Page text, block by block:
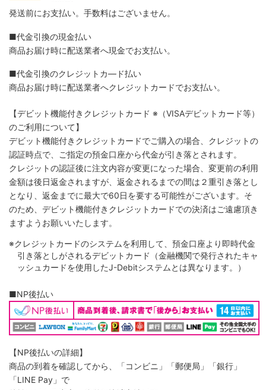
発送前にお支払い。手数料はございません。
■代金引換の現金払い
商品お届け時に配送業者へ現金でお支払い。
■代金引換のクレジットカ―ド払い
商品お届け時に配送業者へクレジットカードでお支払い。
【デビット機能付きクレジットカード ※（VISAデビットカード等）
のご利用について】
デビット機能付きクレジットカードでご購入の場合、クレジットの
認証時点で、ご指定の預金口座から代金が引き落とされます。
クレジットの認証後に注文内容が変更になった場合、変更前の利用
金額は後日返金されますが、返金されるまでの間は２重引き落とし
となり、返金までに最大で60日を要する可能性がございます。そ
のため、デビット機能付きクレジットカードでの決済はご遠慮頂き
ますようお願いいたします。
※クレジットカードのシステムを利用して、預金口座より即時代金
引き落としがされるデビットカード（金融機関で発行されたキャ
ッシュカードを使用したJ-Debitシステムとは異なります。）
■NP後払い
【NP後払いの詳細】
商品の到着を確認してから、「コンビニ」「郵便局」「銀行」
「LINE Pay」で